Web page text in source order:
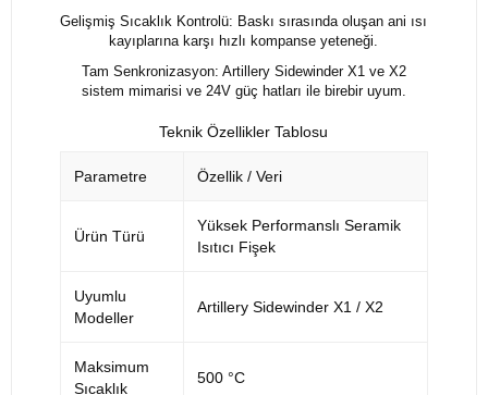
Gelişmiş Sıcaklık Kontrolü: Baskı sırasında oluşan ani ısı
kayıplarına karşı hızlı kompanse yeteneği.
Tam Senkronizasyon: Artillery Sidewinder X1 ve X2
sistem mimarisi ve 24V güç hatları ile birebir uyum.
Teknik Özellikler Tablosu
Parametre Özellik / Veri
Ürün Türü
Yüksek Performanslı Seramik
Isıtıcı Fişek
Uyumlu
Modeller
Artillery Sidewinder X1 / X2
Maksimum
Sıcaklık
500 °C